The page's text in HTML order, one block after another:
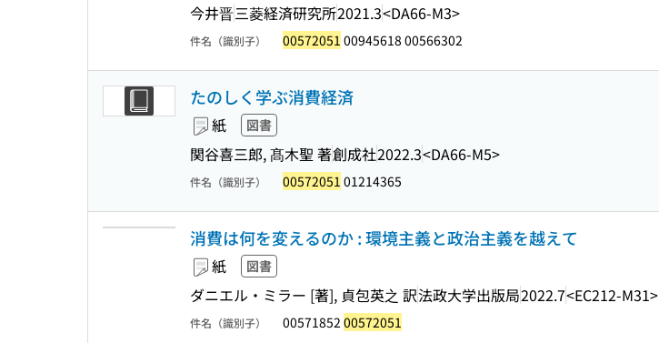
今井晋三菱経済研究所2021.3<DA66-M3>
件名（識別子） 00572051 00945618 00566302
たのしく学ぶ消費経済
紙 図書
関谷喜三郎, 髙木聖 著創成社2022.3<DA66-M5>
件名（識別子） 00572051 01214365
消費は何を変えるのか : 環境主義と政治主義を越えて
紙 図書
ダニエル・ミラー [著], 貞包英之 訳法政大学出版局2022.7<EC212-M31>
件名（識別子） 00571852 00572051